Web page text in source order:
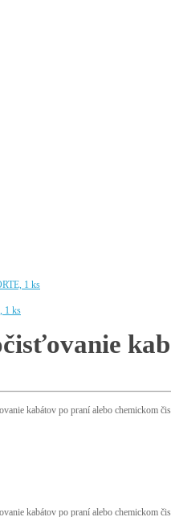
1 ks
kabátov po praní alebo chemickom
kabátov po praní alebo chemickom